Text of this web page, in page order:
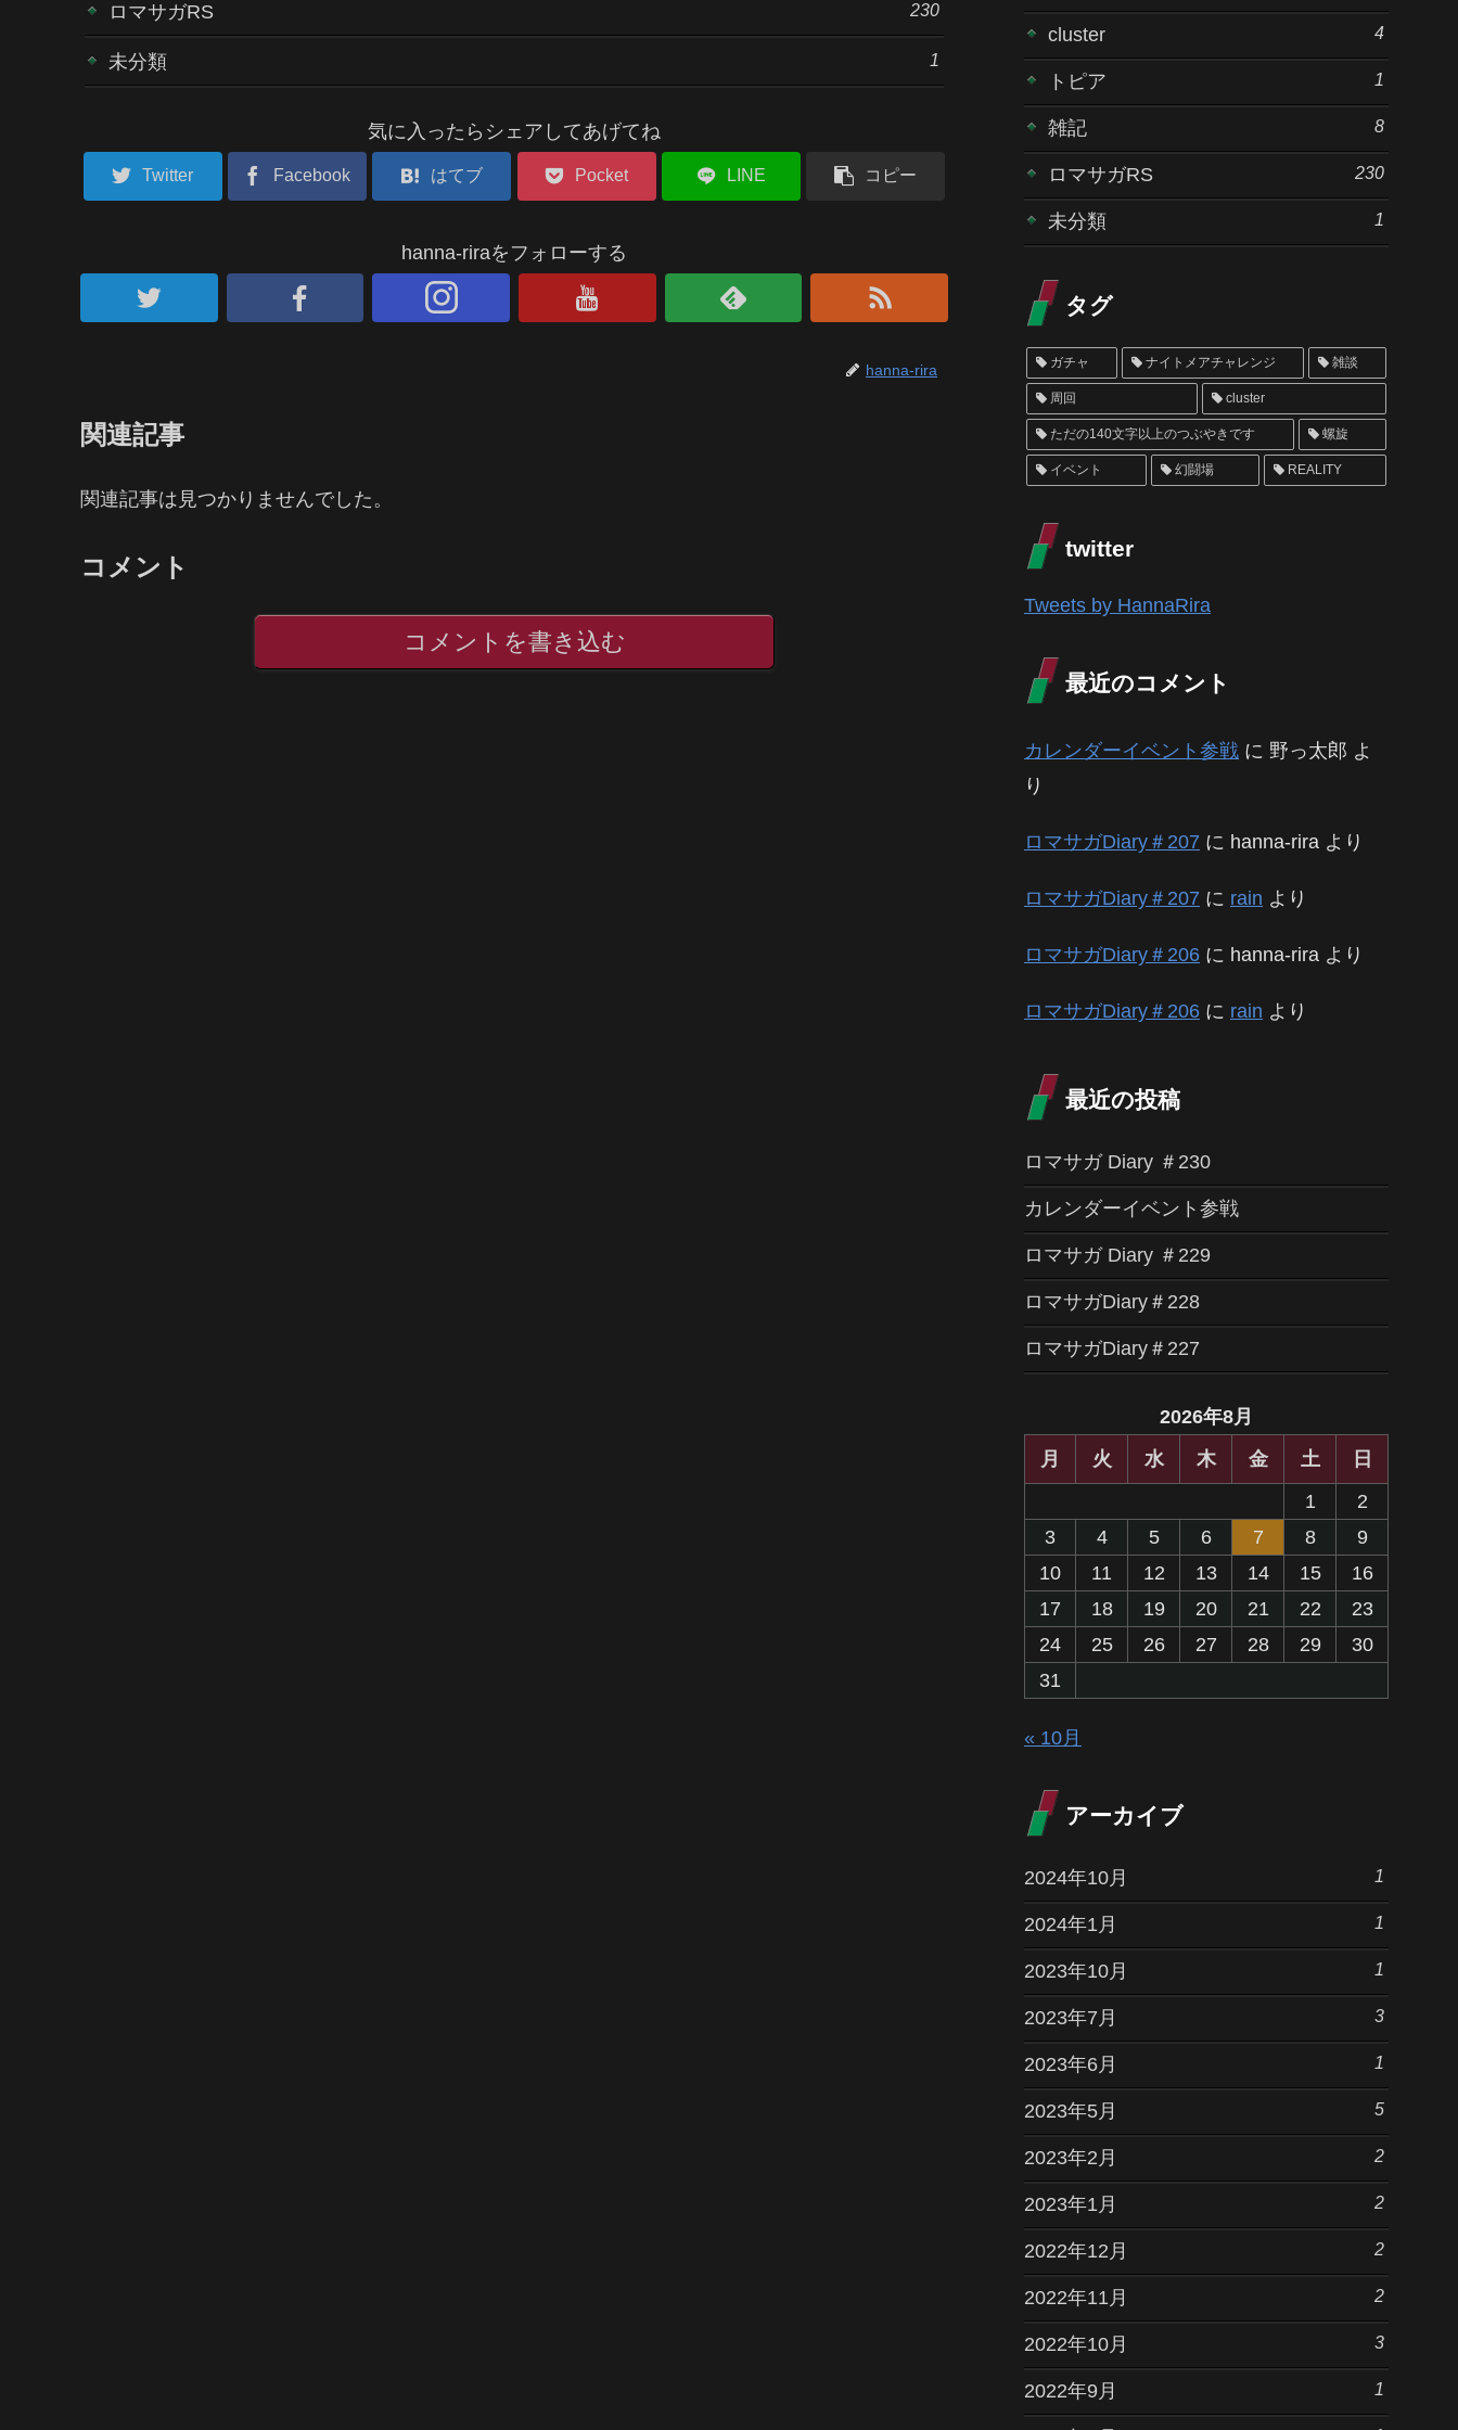
ロマサガRS 230
未分類 1
気に入ったらシェアしてあげてね
Twitter Facebook はてブ Pocket LINE コピー
hanna-riraをフォローする
hanna-rira
関連記事
関連記事は見つかりませんでした。
コメント
コメントを書き込む
cluster 4
トピア 1
雑記 8
ロマサガRS 230
未分類 1
タグ
ガチャ ナイトメアチャレンジ 雑談
周回 cluster
ただの140文字以上のつぶやきです 螺旋
イベント 幻闘場 REALITY
twitter
Tweets by HannaRira
最近のコメント
カレンダーイベント参戦 に 野っ太郎 よ
り
ロマサガDiary＃207 に hanna-rira より
ロマサガDiary＃207 に rain より
ロマサガDiary＃206 に hanna-rira より
ロマサガDiary＃206 に rain より
最近の投稿
ロマサガ Diary ＃230
カレンダーイベント参戦
ロマサガ Diary ＃229
ロマサガDiary＃228
ロマサガDiary＃227
2026年8月
月
火 水 木 金 土
日
1
2
3
4 5 6 7 8
9
10
11 12 13 14 15
16
17
18 19 20 21 22
23
24
25 26 27 28 29
30
31
« 10月
アーカイブ
2024年10月 1
2024年1月 1
2023年10月 1
2023年7月 3
2023年6月 1
2023年5月 5
2023年2月 2
2023年1月 2
2022年12月 2
2022年11月 2
2022年10月 3
2022年9月 1